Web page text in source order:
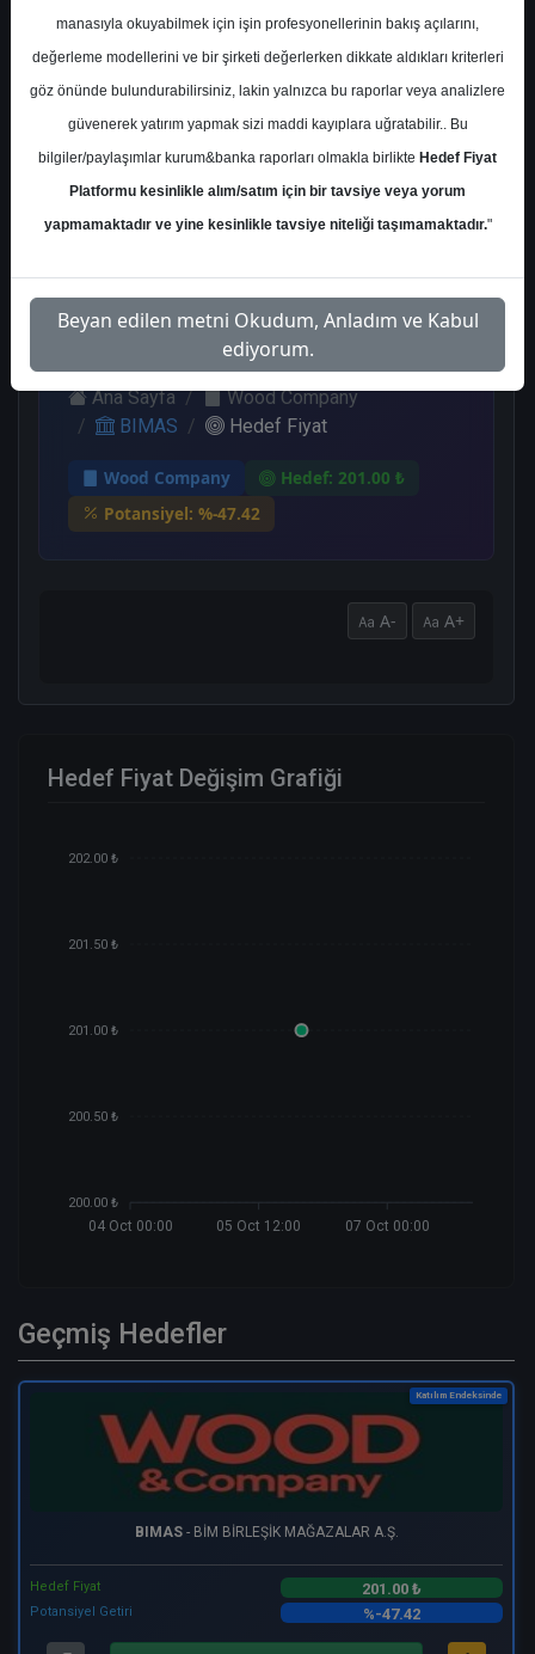
Kurum Sayısı
20
14
Paralel
Get.
1
Üstü Get.
4
Yok
1
Cuma, 06 Ekim 2023
Ana Sayfa
Wood Company
BIMAS
Hedef Fiyat
Wood Company
Hedef: 201.00 ₺
Potansiyel: %-47.42
A- A+
Hedef Fiyat Değişim Grafiği
202.00 ₺
201.50 ₺
201.00 ₺
200.50 ₺
200.00 ₺
04 Oct 00:00 05 Oct 12:00 07 Oct 00:00
Geçmiş Hedefler
Katılım Endeksinde
BIMAS- BİM BİRLEŞİK MAĞAZALAR A.Ş.
Hedef Fiyat 201.00 ₺
Potansiyel Getiri %-47.42
manasıyla okuyabilmek için işin profesyonellerinin bakış açılarını,
değerleme modellerini ve bir şirketi değerlerken dikkate aldıkları kriterleri
göz önünde bulundurabilirsiniz, lakin yalnızca bu raporlar veya analizlere
güvenerek yatırım yapmak sizi maddi kayıplara uğratabilir.. Bu
bilgiler/paylaşımlar kurum&banka raporları olmakla birlikte Hedef Fiyat
Platformu kesinlikle alım/satım için bir tavsiye veya yorum
yapmamaktadır ve yine kesinlikle tavsiye niteliği taşımamaktadır."
Beyan edilen metni Okudum, Anladım ve Kabul
ediyorum.